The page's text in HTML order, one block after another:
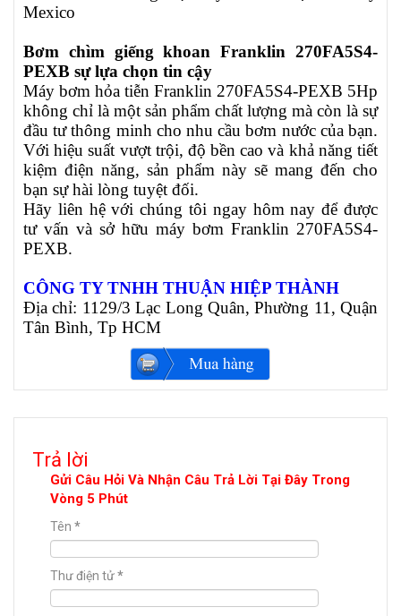
Mexico
Bơm chìm giếng khoan Franklin 270FA5S4-
PEXB sự lựa chọn tin cậy
Máy bơm hỏa tiễn Franklin 270FA5S4-PEXB 5Hp
không chỉ là một sản phẩm chất lượng mà còn là sự
đầu tư thông minh cho nhu cầu bơm nước của bạn.
Với hiệu suất vượt trội, độ bền cao và khả năng tiết
kiệm điện năng, sản phẩm này sẽ mang đến cho
bạn sự hài lòng tuyệt đối.
Hãy liên hệ với chúng tôi ngay hôm nay để được
tư vấn và sở hữu máy bơm Franklin 270FA5S4-
PEXB.
CÔNG TY TNHH THUẬN HIỆP THÀNH
Địa chỉ: 1129/3 Lạc Long Quân, Phường 11, Quận
Tân Bình, Tp HCM
Trả lời
Gửi Câu Hỏi Và Nhận Câu Trả Lời Tại Đây Trong
Vòng 5 Phút
Tên *
Thư điện tử*